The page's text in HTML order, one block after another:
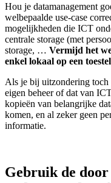
Hou je datamanagement
welbepaalde use-case
mogelijkheden die ICT
centrale storage (met
storage, … Vermijd het
enkel lokaal op een
Als je bij uitzondering toch
eigen beheer of dat van
kopieën van belangrijke
komen, en al zeker geen
informatie.
Gebruik de door